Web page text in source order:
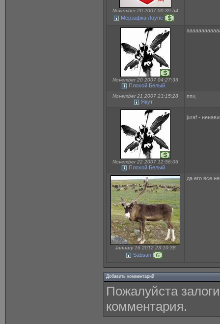
November 20 2007 00:39:54
Мерзафка Лоупс
November 20 2007 04:27:35
Плохой Белый
November 21 2007 23:15:28
Якут
ппц
November 22 2007 12:56:06
Плохой Белый
juraf -
January 16 2012 23:10:38
Sabsan
да его все
Добавить комментарий
Пожалуйста
комментария.